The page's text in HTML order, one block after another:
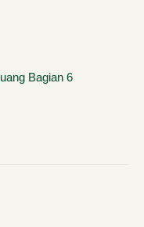
Bagian 6